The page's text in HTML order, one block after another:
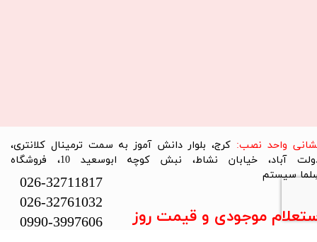
واحد نصب: کرج، بلوار دانش آموز به سمت ترمینال کلانتری،
دولت آباد، خیابان نشاط، نبش کوچه ابوسعید 10، فروشگاه
سیستم​​​​​​​
026-32711817
026-32761032
0990-3997606
موجودی و قیمت روز